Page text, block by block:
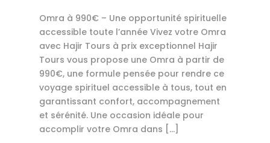
Omra à 990€ – Une opportunité spirituelle
accessible toute l’année Vivez votre Omra
avec Hajir Tours à prix exceptionnel Hajir
Tours vous propose une Omra à partir de
990€, une formule pensée pour rendre ce
voyage spirituel accessible à tous, tout en
garantissant confort, accompagnement
et sérénité. Une occasion idéale pour
accomplir votre Omra dans […]